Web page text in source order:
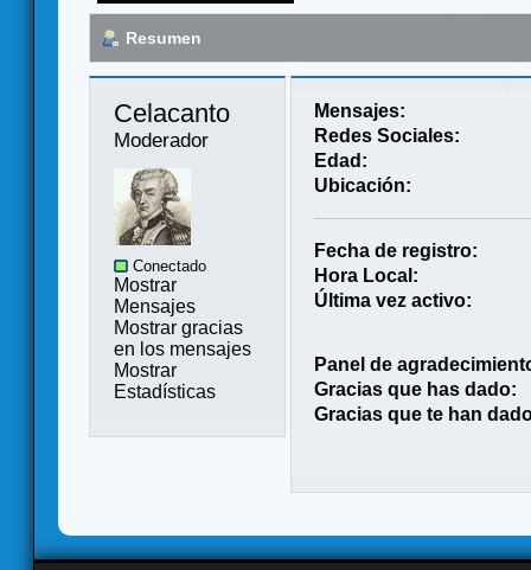
Resumen
Celacanto
Moderador
Conectado
Mostrar
Mensajes
Mostrar gracias
en los mensajes
Mostrar
Estadísticas
Mensajes:
Redes Sociales:
Edad:
Ubicación:
Fecha de registro:
Hora Local:
Última vez activo:
Panel de
Gracias que has dado:
Gracias que te han